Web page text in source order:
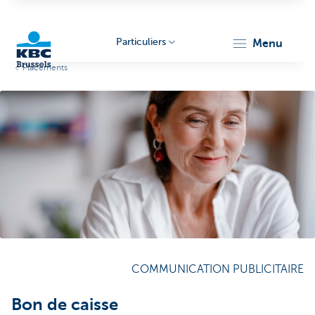
Particuliers menu
Placements
COMMUNICATION PUBLICITAIRE
Bon de caisse